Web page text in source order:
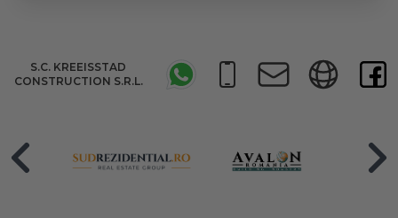
S.C. KREEISSTAD
CONSTRUCTION S.R.L.